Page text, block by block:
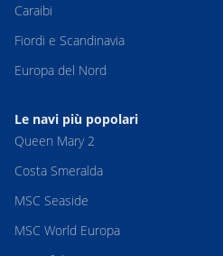
Caraibi
Fiordi e Scandinavia
Europa del Nord
Le navi più popolari
Queen Mary 2
Costa Smeralda
MSC Seaside
MSC World Europa